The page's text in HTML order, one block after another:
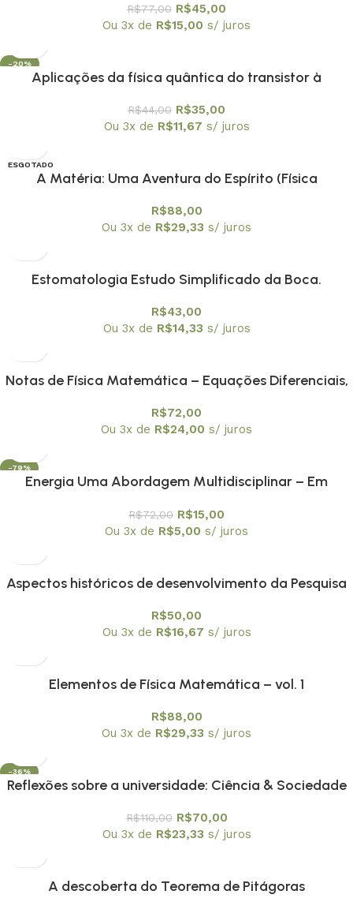
R$77,00 R$45,00
Ou 3x de R$15,00 s/ juros
-20%
Aplicações da física quântica do transistor à
SBF
R$44,00 R$35,00
Ou 3x de R$11,67 s/ juros
ESGOTADO
A Matéria: Uma Aventura do Espírito (Física
R$88,00
Ou 3x de R$29,33 s/ juros
Estomatologia Estudo Simplificado da Boca.
R$43,00
Ou 3x de R$14,33 s/ juros
Notas de Física Matemática – Equações Diferenciais,
R$72,00
Ou 3x de R$24,00 s/ juros
-79%
Energia Uma Abordagem Multidisciplinar – Em
R$72,00 R$15,00
Ou 3x de R$5,00 s/ juros
Aspectos históricos de desenvolvimento da Pesquisa
R$50,00
Ou 3x de R$16,67 s/ juros
Elementos de Física Matemática – vol. 1
R$88,00
Ou 3x de R$29,33 s/ juros
-36%
Reflexões sobre a universidade: Ciência & Sociedade
R$110,00 R$70,00
Ou 3x de R$23,33 s/ juros
A descoberta do Teorema de Pitágoras